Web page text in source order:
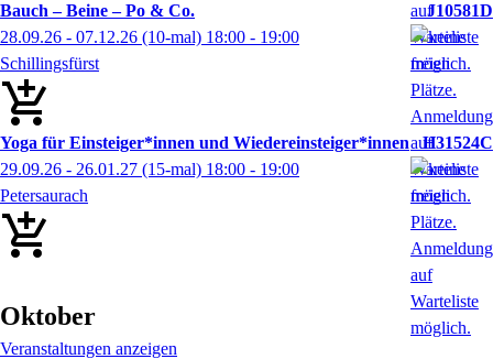
Bauch – Beine – Po & Co.
J10581D
28.09.26 - 07.12.26 (10-mal) 18:00 - 19:00
Schillingsfürst
Yoga für Einsteiger*innen und Wiedereinsteiger*innen
H31524C
29.09.26 - 26.01.27 (15-mal) 18:00 - 19:00
Petersaurach
Oktober
Veranstaltungen anzeigen